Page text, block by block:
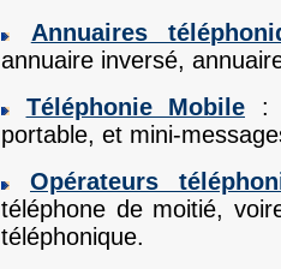
Annuaires
annuaire inversé,
Téléphonie Mobile :
portable, et mini-
Opérateurs
téléphone de moitié,
téléphonique.